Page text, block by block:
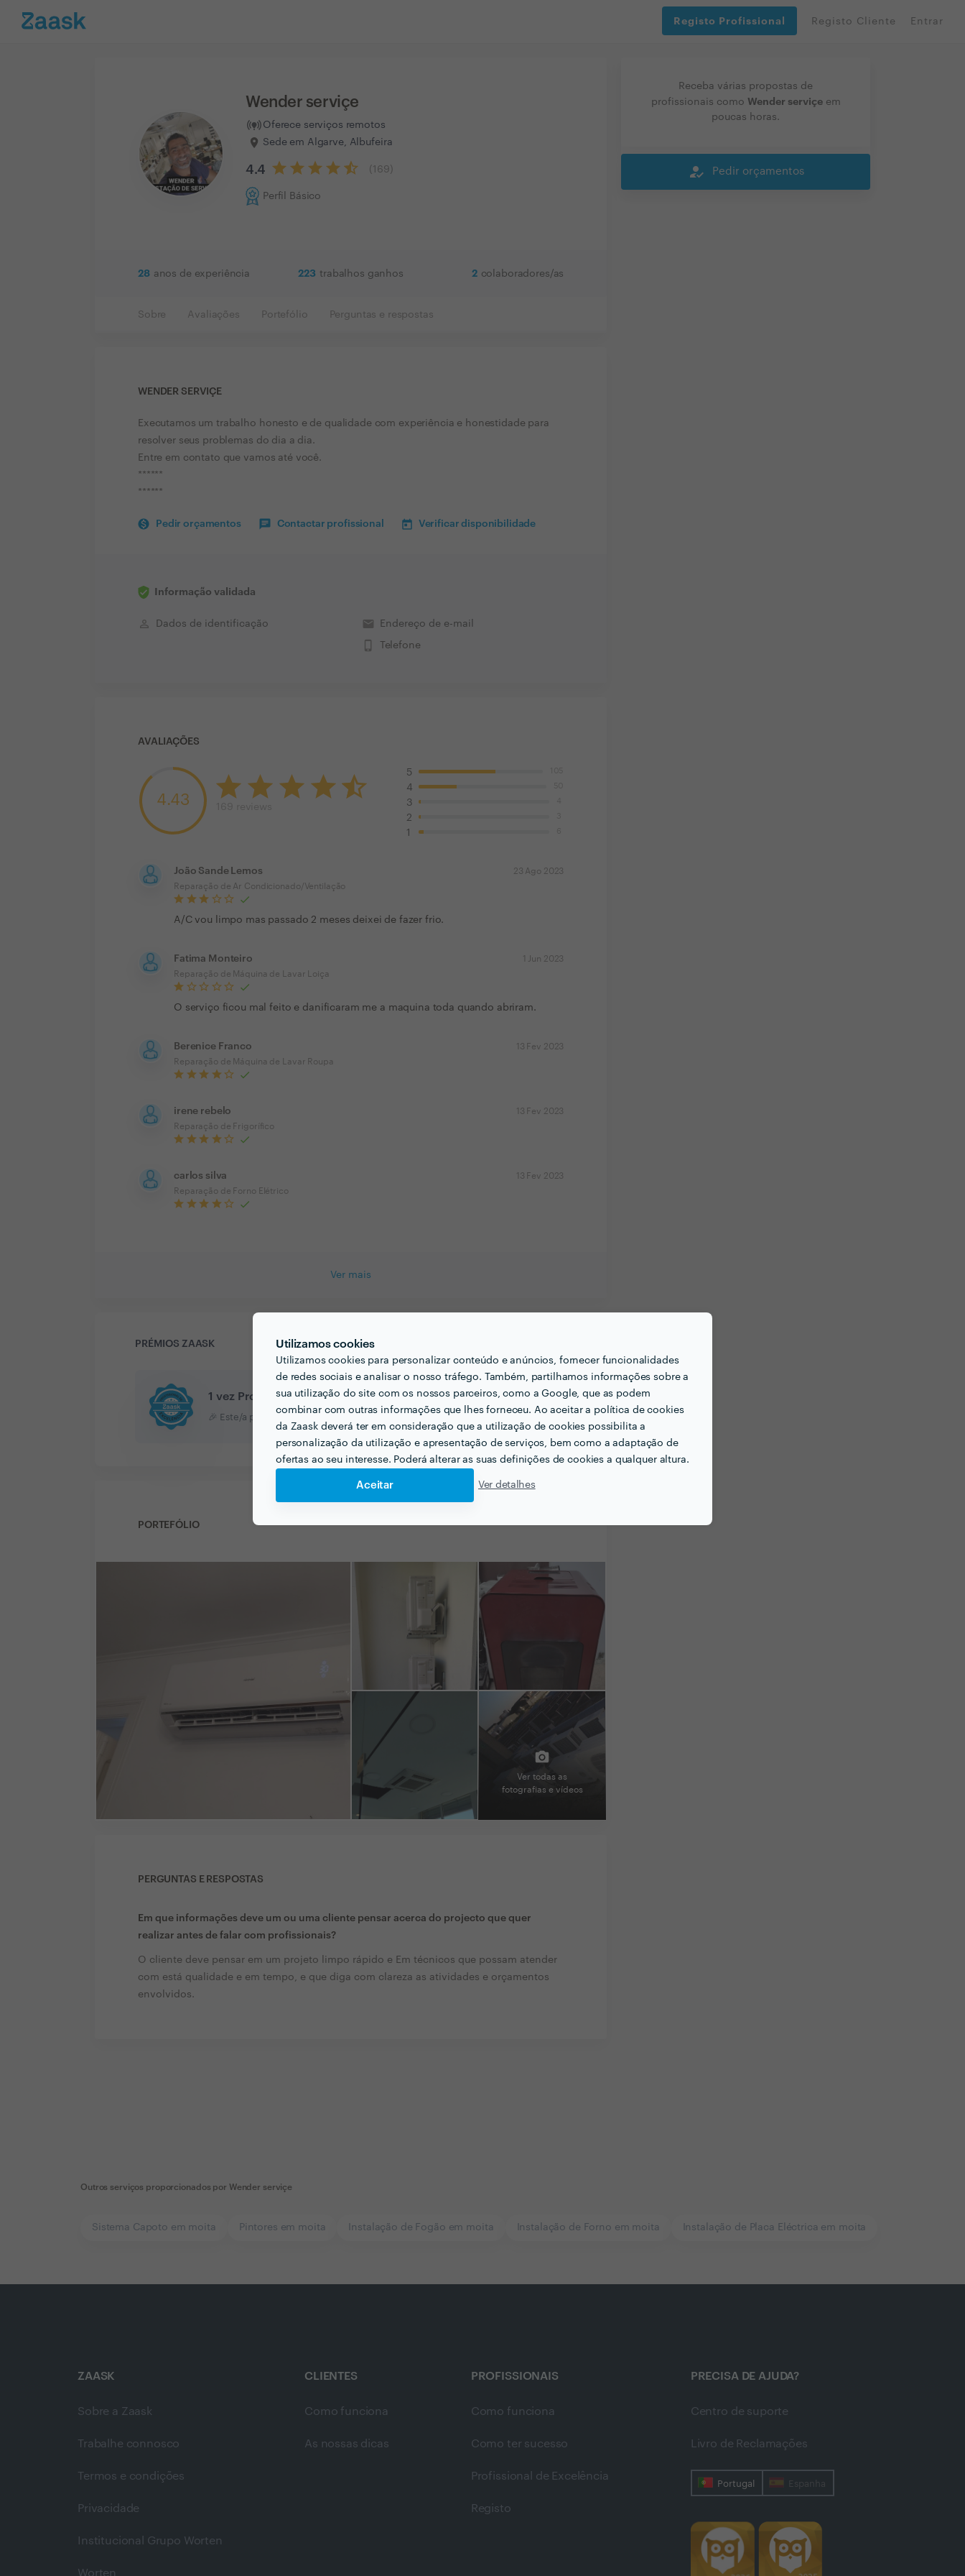
Utilizamos cookies
Utilizamos cookies para personalizar conteúdo e anúncios, fornecer funcionalidades
de redes sociais e analisar o nosso tráfego. Também, partilhamos informações sobre a
sua utilização do site com os nossos parceiros, como a Google, que as podem
combinar com outras informações que lhes forneceu. Ao aceitar a política de cookies
da Zaask deverá ter em consideração que a utilização de cookies possibilita a
personalização da utilização e apresentação de serviços, bem como a adaptação de
ofertas ao seu interesse. Poderá alterar as suas definições de cookies a qualquer altura.
Aceitar Ver detalhes
Registo Profissional Registo Cliente Entrar
Wender serviçe
Oferece serviços remotos
Sede em Algarve, Albufeira
4.4 ( 169
Perfil Básico
28 anos de experiência 223 trabalhos ganhos 2 colaboradores/as
Sobre Avaliações Portefólio Perguntas e respostas
WENDER SERVIÇE
Executamos um trabalho honesto e de qualidade com experiência e honestidade para
resolver seus problemas do dia a dia.
Entre em contato que vamos até você.
******
******
Pedir orçamentos Contactar profissional Verificar disponibilidade
Informação validada
perm_identity Dados de identificação email Endereço de e-mail
phone_iphone Telefone
AVALIAÇÕES
4.43
5
4
3
2
1
João Sande Lemos
Reparação de Ar Condicionado/Ventilação
23 Ago 2023
A/C vou limpo mas passado 2 meses deixei de fazer frio.
Fatima Monteiro
Reparação de Máquina de Lavar Loiça
1 Jun 2023
O serviço ficou mal feito e danificaram me a maquina toda quando abriram.
Berenice Franco
Reparação de Máquina de Lavar Roupa
13 Fev 2023
irene rebelo
Reparação de Frigorífico
13 Fev 2023
carlos silva
Reparação de Forno Elétrico
13 Fev 2023
Ver mais
PRÉMIOS ZAASK
1 vez Profissional de Excelência
🎉 Este/a profissional conseguiu a maior designação da Zaask em
PORTEFÓLIO
Ver todas as
fotografias e vídeos
PERGUNTAS E RESPOSTAS
Em que informações deve um ou uma cliente pensar acerca do projecto que quer
realizar antes de falar com profissionais?
O cliente deve pensar em um projeto limpo rápido e Em técnicos que possam atender
com está qualidade e em tempo, e que diga com clareza as atividades e orçamentos
envolvidos.
Receba várias propostas de
profissionais como Wender serviçeem
poucas horas.
how_to_reg Pedir orçamentos
Outros serviços proporcionados por Wender serviçe
Sistema Capoto em moita Pintores em moita Instalação de Fogão em moita Instalação de Forno em moita Instalação de Placa Eléctrica em moita
ZAASK
Sobre a Zaask
Trabalhe connosco
Termos e condições
Privacidade
Institucional Grupo Worten
Worten
CLIENTES
Como funciona
As nossas dicas
PROFISSIONAIS
Como funciona
Como ter sucesso
Profissional de Excelência
Registo
PRECISA DE AJUDA?
Centro de suporte
Livro de Reclamações
Portugal Espanha